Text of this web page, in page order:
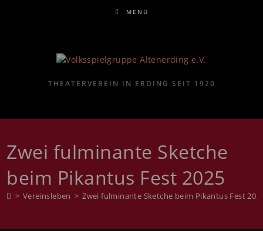
MENÜ
THEATERVEREIN IN ERDING SEIT 1920
Zwei fulminante Sketche
beim Pikantus Fest 2025
> Vereinsleben > Zwei fulminante Sketche beim Pikantus Fest